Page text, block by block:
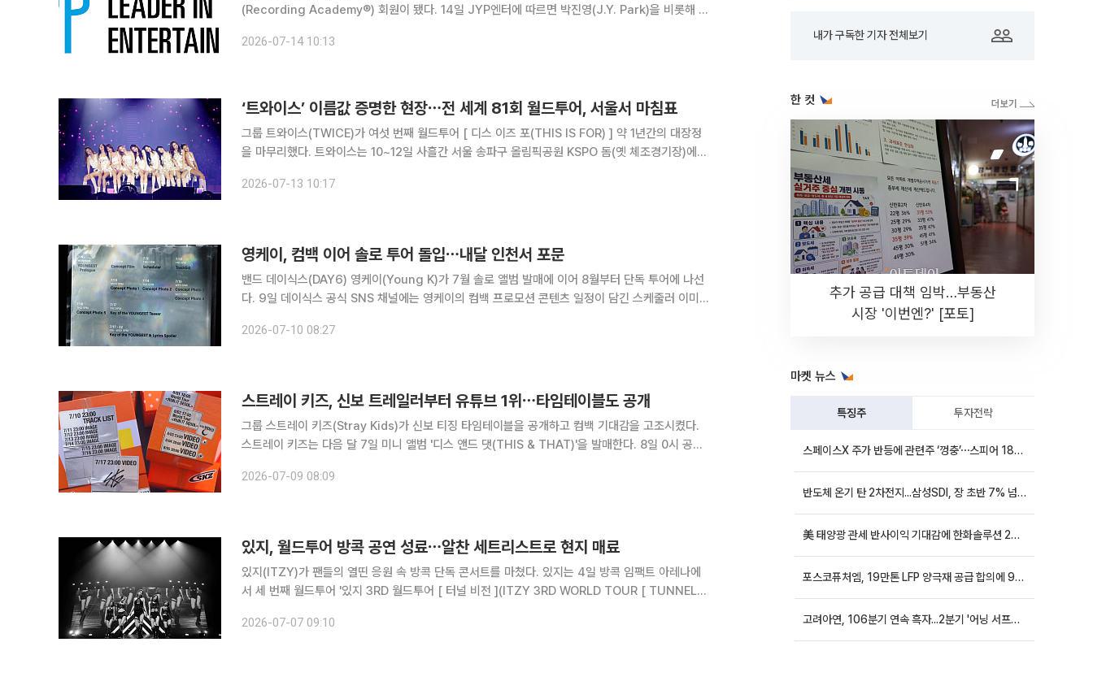
(Recording Academy®) 회원이 됐다. 14일 JYP엔터에 따르면 박진영(J.Y. Park)을 비롯해 트
진, 한, 필릭스, 승민, 아이엔)까지
2026-07-14 10:13
‘트와이스’ 이름값 증명한 현장⋯전 세계 81회 월드투어, 서울서 마침표
그룹 트와이스(TWICE)가 여섯 번째 월드투어 [ 디스 이즈 포(THIS IS FOR) ] 약 1년간의 대장정
을 마무리했다. 트와이스는 10~12일 사흘간 서울 송파구 올림픽공원 KSPO 돔(옛 체조경기장)에서
이어 아레나에서 출발해 아시아, 오세아니
2026-07-13 10:17
영케이, 컴백 이어 솔로 투어 돌입⋯내달 인천서 포문
밴드 데이식스(DAY6) 영케이(Young K)가 7월 솔로 앨범 발매에 이어 8월부터 단독 투어에 나선
다. 9일 데이식스 공식 SNS 채널에는 영케이의 컴백 프로모션 콘텐츠 일정이 담긴 스케줄러 이미
징에 돌입한 영케이는 9일 스케줄러에 이어 10일 트
2026-07-10 08:27
스트레이 키즈, 신보 트레일러부터 유튜브 1위⋯타임테이블도 공개
그룹 스트레이 키즈(Stray Kids)가 신보 티징 타임테이블을 공개하고 컴백 기대감을 고조시켰다.
스트레이 키즈는 다음 달 7일 미니 앨범 '디스 앤드 댓(THIS & THAT)'을 발매한다. 8일 0시 공식
2026-07-09 08:09
있지, 월드투어 방콕 공연 성료⋯알찬 세트리스트로 현지 매료
있지(ITZY)가 팬들의 열띤 응원 속 방콕 단독 콘서트를 마쳤다. 있지는 4일 방콕 임팩트 아레나에
서 세 번째 월드투어 '있지 3RD 월드투어 [ 터널 비전 ](ITZY 3RD WORLD TOUR [ TUNNEL
(ITZY 2ND WO
2026-07-07 09:10
내가 구독한 기자 전체보기
한 컷
추가 공급 대책 임박…부동산
시장 '이번엔?' [포토]
마켓 뉴스
특징주 투자전략
스페이스X 주가 반등에 관련주 ‘껑충’⋯스피어 18%ㆍ에이치브이엠 12%↑
반도체 온기 탄 2차전지...삼성SDI, 장 초반 7% 넘게 껑충
美 태양광 관세 반사이익 기대감에 한화솔루션 20%대·OCI홀딩스 14%대 급등
포스코퓨처엠, 19만톤 LFP 양극재 공급 합의에 9%대 강세
고려아연, 106분기 연속 흑자...2분기 '어닝 서프라이즈'에 장 초반 12%대 강세